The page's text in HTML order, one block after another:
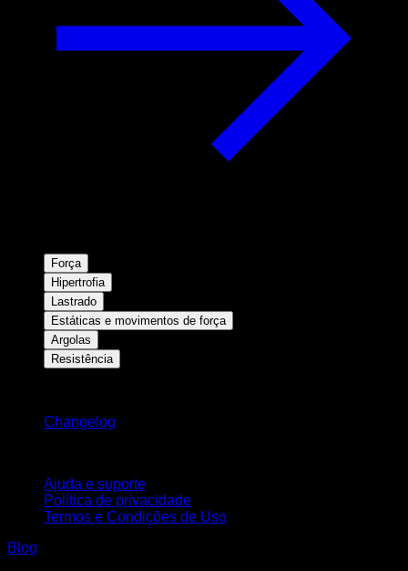
Força
Hipertrofia
Lastrado
Estáticas e movimentos de força
Argolas
Resistência
Changelog
Ajuda e suporte
Política de privacidade
Termos e Condições de Uso
Blog